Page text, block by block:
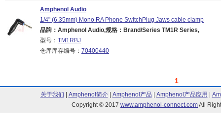
Amphenol Audio
1/4" (6.35mm) Mono RA Phone SwitchPlug Jaws cable clamp
品牌：Amphenol Audio,规格：Brand/Series TM1R Series,
型号： TM1RBJ
仓库库存编号： 70400440
1
关于我们 Amphenol简介| Amphenol产品 Amphenol产品应用
Copyright © 2017 www.amphenol-connect.comAll